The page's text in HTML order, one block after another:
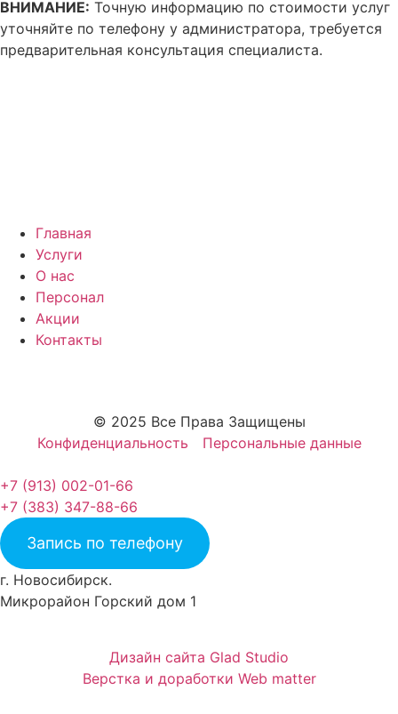
ВНИМАНИЕ: Точную информацию по стоимости услуг
уточняйте по телефону у администратора, требуется
предварительная консультация специалиста.
Главная
Услуги
О нас
Персонал
Акции
Контакты
© 2025 Все Права Защищены
Конфиденциальность
Персональные данные
+7 (913) 002-01-66
+7 (383) 347-88-66
Запись по телефону
г. Новосибирск.
Микрорайон Горский дом 1
Дизайн сайта Glad Studio
Верстка и доработки Web matter